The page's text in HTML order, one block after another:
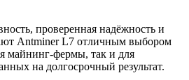
проверенная надёжность и
Antminer L7 отличным выбором
майнинг-фермы, так и для
на долгосрочный результат.